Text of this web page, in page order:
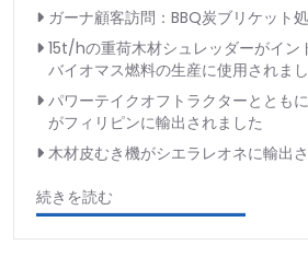
ガーナ顧客訪問：BBQ炭ブリケット
15t/hの重荷木材シュレッダーがイン
バイオマス燃料の生産に使用されま
パワーテイクオフトラクターととも
がフィリピンに輸出されました
木材皮むき機がシエラレオネに輸出
続きを読む